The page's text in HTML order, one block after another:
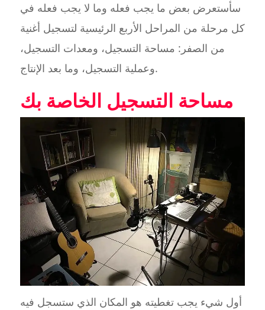
سأستعرض بعض ما يجب فعله وما لا يجب فعله في
كل مرحلة من المراحل الأربع الرئيسية لتسجيل أغنية
من الصفر: مساحة التسجيل، ومعدات التسجيل،
وعملية التسجيل، وما بعد الإنتاج.
مساحة التسجيل الخاصة بك
أول شيء يجب تغطيته هو المكان الذي ستسجل فيه